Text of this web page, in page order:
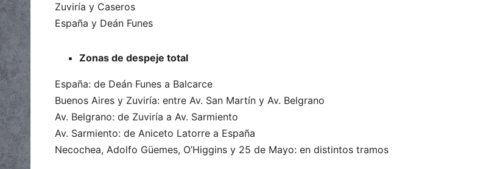
Zuviría y Caseros
España y Deán Funes
Zonas de despeje total
España: de Deán Funes a Balcarce
Buenos Aires y Zuviría: entre Av. San Martín y Av. Belgrano
Av. Belgrano: de Zuviría a Av. Sarmiento
Av. Sarmiento: de Aniceto Latorre a España
Necochea, Adolfo Güemes, O’Higgins y 25 de Mayo: en distintos tramos